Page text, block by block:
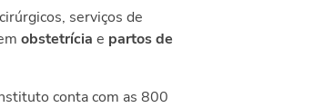
serviços de
obstetrícia e partos de
conta com as 800